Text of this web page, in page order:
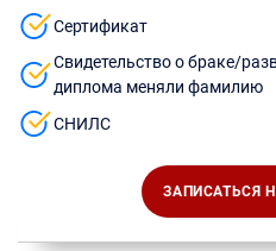
Сертификат
Свидетельство о браке/
диплома меняли фамилию
СНИЛС
ЗАПИСАТЬСЯ